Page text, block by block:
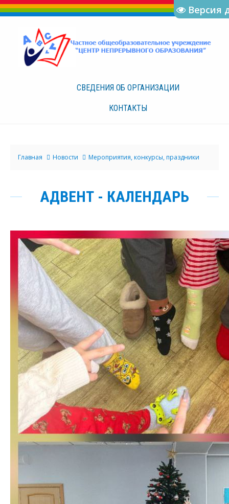
Версия
СВЕДЕНИЯ ОБ ОРГАНИЗАЦИИ
КОНТАКТЫ
Главная Новости Мероприятия, конкурсы, праздники
АДВЕНТ - КАЛЕНДАРЬ